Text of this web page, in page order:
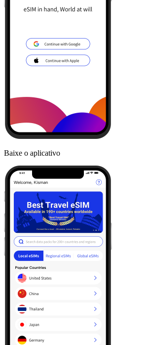
Baixe o aplicativo